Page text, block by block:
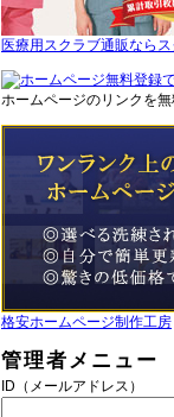
医療用スクラブ通販なら
ホームページのリンクを
格安ホームページ制作工房
管理者メニュー
ID（メールアドレス）